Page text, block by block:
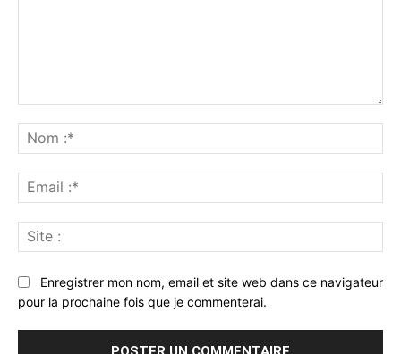
:*
:*
:
Enregistrer mon nom, email et site web dans ce navigateur
pour la prochaine fois que je commenterai.